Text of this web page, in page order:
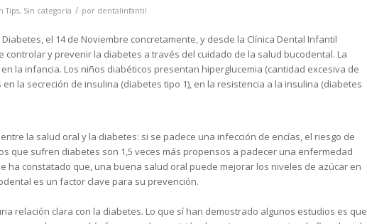
Tips, Sin categoría / por dentalinfantil
el 14 de Noviembre concretamente, y desde la Clínica Dental Infantil
y prevenir la diabetes a través del cuidado de la salud bucodental. La
la infancia. Los niños diabéticos presentan hiperglucemia (cantidad excesiva de
la secreción de insulina (diabetes tipo 1), en la resistencia a la insulina (diabetes
la salud oral y la diabetes: si se padece una infección de encías, el riesgo de
que sufren diabetes son 1,5 veces más propensos a padecer una enfermedad
ha constatado que, una buena salud oral puede mejorar los niveles de azúcar en
es un factor clave para su prevención.
relación clara con la diabetes. Lo que sí han demostrado algunos estudios es que